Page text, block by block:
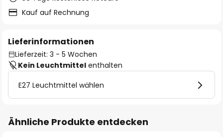
Kauf auf Rechnung
Lieferinformationen
Lieferzeit: 3 - 5 Wochen
Kein Leuchtmittel enthalten
E27 Leuchtmittel wählen
Ähnliche Produkte entdecken